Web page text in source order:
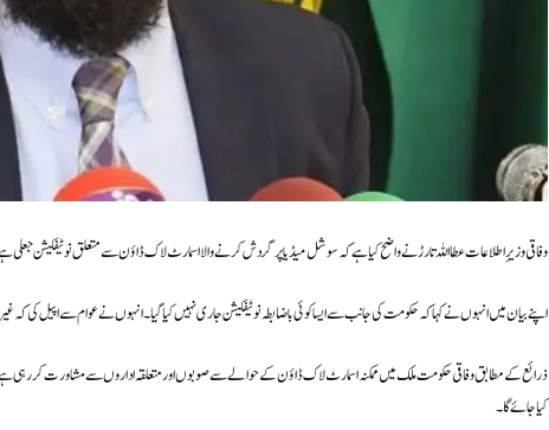
وفاقی وزیرِ اطلاعات عطااللہ تارڑ نے واضح کیا ہے کہ سوشل میڈیا پر گردش کرنے والا اسمارٹ لاک ڈاؤن سے متعلق نوٹیفکیشن جعلی
اپنے بیان میں انہوں نے کہا کہ حکومت کی جانب سے ایسا کوئی باضابطہ نوٹیفکیشن جاری نہیں کیا گیا۔ انہوں نے عوام سے اپیل
ذرائع کے مطابق وفاقی حکومت ملک میں ممکنہ اسمارٹ لاک ڈاؤن کے حوالے سے صوبوں اور متعلقہ اداروں سے مشاورت کر رہی ہے۔
کیا جائے گا۔